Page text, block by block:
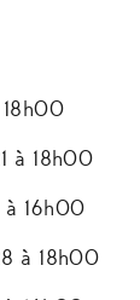
à 18h00
à 16h00
à 18h00